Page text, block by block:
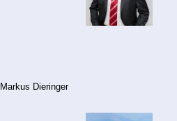
Markus Dieringer